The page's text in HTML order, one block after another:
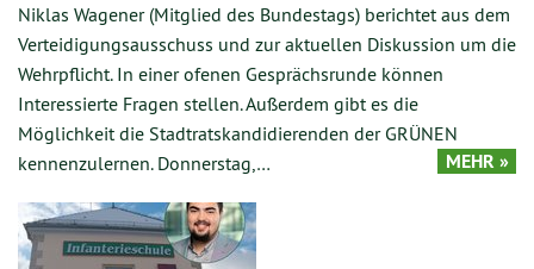
Niklas Wagener (Mitglied des Bundestags) berichtet aus dem
Verteidigungsausschuss und zur aktuellen Diskussion um die
Wehrpflicht. In einer ofenen Gesprächsrunde können
Interessierte Fragen stellen. Außerdem gibt es die
Möglichkeit die Stadtratskandidierenden der GRÜNEN
kennenzulernen. Donnerstag,…
MEHR »